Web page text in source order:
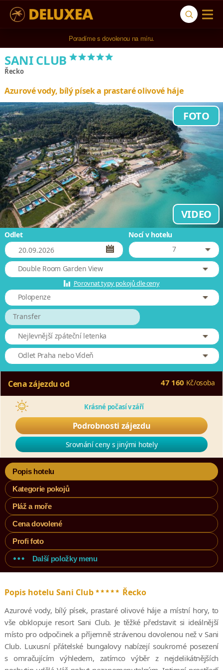
5* cestovní kancelář na luxusní dovolenou od 100.000 Kč.
SANI CLUB*****
Řecko
Azurové vody, bílý písek a prastaré olivové háje
FOTO
VIDEO
Odlet
Nocí v hotelu
7
Double Room Garden View
Porovnat typy pokojů dle ceny
Polopenze
Transfer
Nejlevnější zpáteční letenka
Odlet Praha nebo Vídeň
Cena zájezdu od 47 160 Kč/osoba
Krásné počasí v září
Podrobnosti zájezdu
Srovnání ceny s jinými hotely
Popis hotelu
Kategorie pokojů
Pláž a moře
Cena dovolené
Profi foto
Další položky menu
Popis hotelu Sani Club***** Řecko
Azurové vody, bílý písek, prastaré olivové háje a místní hory, to
vše obklopuje resort Sani Club. Je těžké představit si ideálnější
místo pro odpočinek a příjemně strávenou dovolenou než v Sani
Club. Luxusní přátelské bungalovy nabízejí soukromé posezení
s omračujícím výhledem, zatímco výběr z nejdelikátnějších